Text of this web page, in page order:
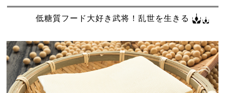
低糖質フード大好き武将！乱世を生きる